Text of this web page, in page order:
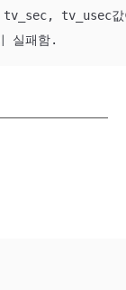
tv_usec값
실패함.